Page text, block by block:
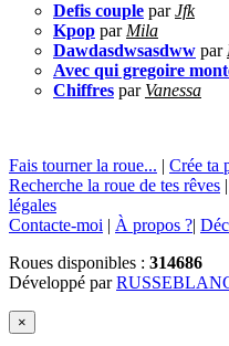
Defis couple parJfk
Kpop par Mila
Dawdasdwsasdww par
Avec qui gregoire
Chiffres par Vanessa
Fais tourner la roue... | Crée ta
Recherche la roue de tes rêves |
légales
Contacte-moi | À propos ?|
Roues disponibles : 314686
Développé par
×